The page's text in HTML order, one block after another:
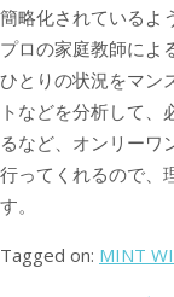
簡略化されているよ
プロの家庭教師によ
ひとりの状況をマン
トなどを分析して、
るなど、オンリーワ
行ってくれるので、
す。
Tagged on: MINT